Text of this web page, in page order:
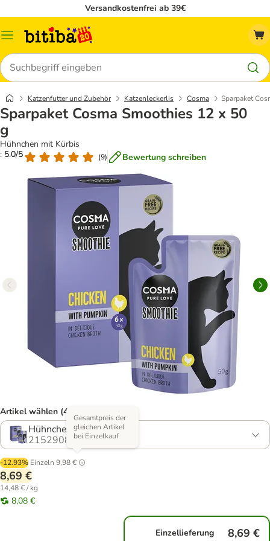
Versandkostenfrei ab 39€
Menü
Suchen
Katzenfutter und Zubehör Katzenleckerlis Cosma Sparpaket
Sparpaket Cosma Smoothies 12 x 50
g
Hühnchen mit Kürbis
: 5.0/5
(9) Bewertung schreiben
Artikel wählen (4 Varianten)
Hühnchen mit Kürbis
2152908.0
-12.93% Einzeln 9,98 €
Gesamtpreis der
gleichen Artikel
bei Einzelkauf
8,69 €
14,48 € / kg
8,08 €
Einzellieferung 8,69 €